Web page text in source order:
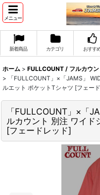
メニュー
新着商品 カテゴリ おすす
ホーム > FULLCOUNT / フルカウン
>
「FULLCOUNT」×「JAMS」
ルエット ポケットTシャツ [フェー
「FULLCOUNT」×「
ルカウント 別注 ワイド
[フェードレッド]